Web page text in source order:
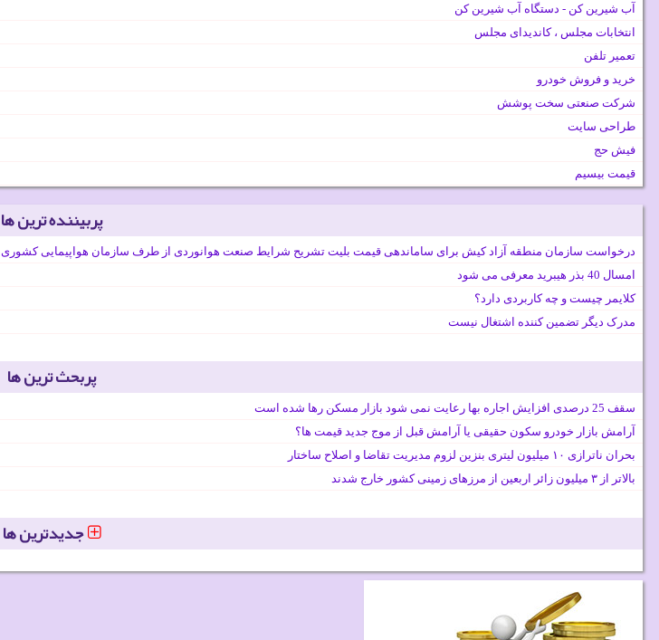
آب شیرین کن - دستگاه آب شیرین کن
انتخابات مجلس ، کاندیدای مجلس
تعمیر تلفن
خرید و فروش خودرو
شرکت صنعتی سخت پوشش
طراحی سایت
فیش حج
قیمت بیسیم
پربیننده ترین ها
درخواست سازمان منطقه آزاد کیش برای ساماندهی قیمت بلیت تشریح شرایط صنعت هوانوردی از طرف سازمان هواپیمایی کشوری
امسال 40 بذر هیبرید معرفی می شود
کلایمر چیست و چه کاربردی دارد؟
مدرک دیگر تضمین کننده اشتغال نیست
پربحث ترین ها
سقف 25 درصدی افزایش اجاره بها رعایت نمی شود بازار مسکن رها شده است
آرامش بازار خودرو سکون حقیقی یا آرامش قبل از موج جدید قیمت ها؟
بحران ناترازی ۱۰ میلیون لیتری بنزین لزوم مدیریت تقاضا و اصلاح ساختار
بالاتر از ۳ میلیون زائر اربعین از مرزهای زمینی کشور خارج شدند
جدیدترین ها